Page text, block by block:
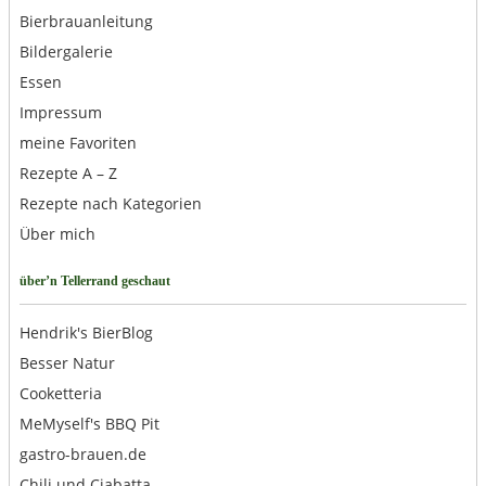
Bierbrauanleitung
Bildergalerie
Essen
Impressum
meine Favoriten
Rezepte A – Z
Rezepte nach Kategorien
Über mich
über’n Tellerrand geschaut
Hendrik's BierBlog
Besser Natur
Cooketteria
MeMyself's BBQ Pit
gastro-brauen.de